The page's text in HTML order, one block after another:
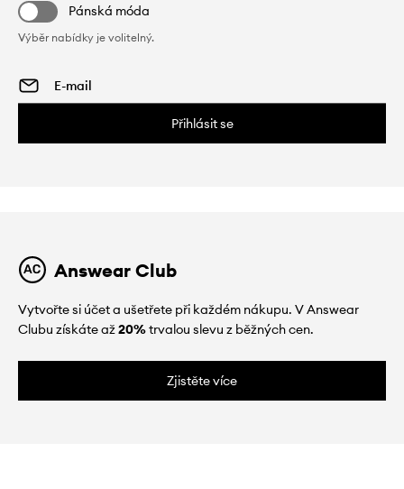
Pánská móda
Výběr nabídky je volitelný.
Přihlásit se
Answear Club
Vytvořte si účet a ušetřete při každém nákupu. V Answear
Clubu získáte až20%trvalou slevu z běžných cen.
Zjistěte více